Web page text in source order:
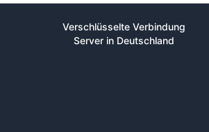
Verschlüsselte Verbindung
Server in Deutschland